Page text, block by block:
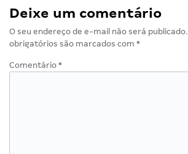
Deixe um comentário
O seu endereço de e-mail não será publicado.
obrigatórios são marcados com *
Comentário *